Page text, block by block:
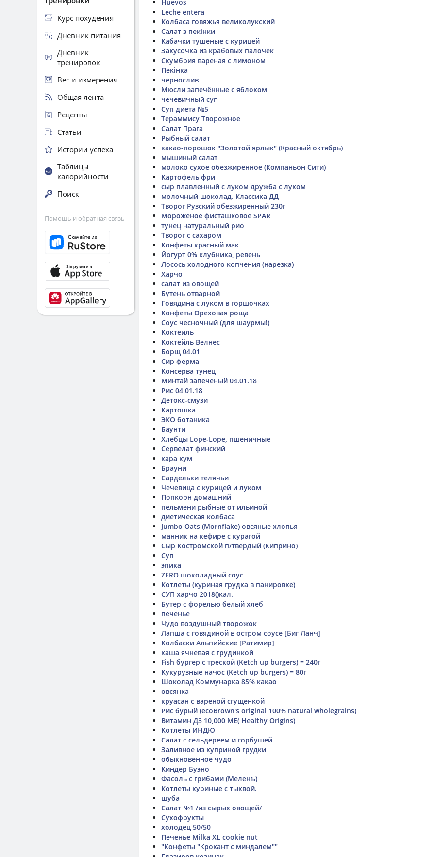
Huevos
Leche entera
Колбаса говяжья великолукский
Салат з пекінки
Кабачки тушеные с курицей
Закусочка из крабовых палочек
Скумбрия вареная с лимоном
Пекінка
чернослив
Мюсли запечённые с яблоком
чечевичный суп
Суп диета №5
Тераммису Творожное
Салат Прага
Рыбный салат
какао-порошок "Золотой ярлык" (Красный октябрь)
мышиный салат
молоко сухое обезжиренное (Компаньон Сити)
Картофель фри
сыр плавленный с луком дружба с луком
молочный шоколад. Классика ДД
Творог Рузский обезжиренный 230г
Мороженое фисташковое SPAR
тунец натуральный рио
Творог с сахаром
Конфеты красный мак
Йогурт 0% клубника, ревень
Лосось холодного копчения (нарезка)
Харчо
салат из овощей
Бутень отварной
Говядина с луком в горшочках
Конфеты Ореховая роща
Соус чесночный (для шаурмы!)
Коктейль
Коктейль Велнес
Борщ 04.01
Сир ферма
Консерва тунец
Минтай запеченый 04.01.18
Рис 04.01.18
Детокс-смузи
Картошка
ЭКО ботаника
Баунти
Хлебцы Lope-Lope, пшеничные
Сервелат финский
кара кум
Брауни
Сардельки телячьи
Чечевица с курицей и луком
Попкорн домашний
пельмени рыбные от ильиной
диетическая колбаса
Jumbo Oats (Mornflake) овсяные хлопья
манник на кефире с курагой
Сыр Костромской п/твердый (Киприно)
Суп
эпика
ZERO шоколадный соус
Котлеты (куриная грудка в панировке)
СУП харчо 2018()кал.
Бутер с форелью белый хлеб
печенье
Чудо воздушный творожок
Лапша с говядиной в остром соусе [Биг Ланч]
Колбаски Альпийские [Ратимир]
каша ячневая с грудинкой
Fish бургер с треской (Ketch up burgers) = 240г
Кукурузные начос (Ketch up burgers) = 80г
Шоколад Коммунарка 85% какао
овсянка
круасан с вареной сгущенкой
Рис бурый (ecoBrown's original 100% natural wholegrains)
Витамин Д3 10,000 МЕ( Healthy Origins)
Котлеты ИНДЮ
Салат с сельдереем и горбушей
Заливное из куприной грудки
обыкновенное чудо
Киндер Буэно
Фасоль с грибами (Меленъ)
Котлеты куриные с тыквой.
шуба
Салат №1 /из сырых овощей/
Сухофрукты
холодец 50/50
Печенье Milka XL cookie nut
"Конфеты "Крокант с миндалем""
Курс похудения
Дневник питания
Дневник
тренировок
Вес и измерения
Общая лента
Рецепты
Статьи
Истории успеха
Таблицы
калорийности
Поиск
Помощь и обратная связь